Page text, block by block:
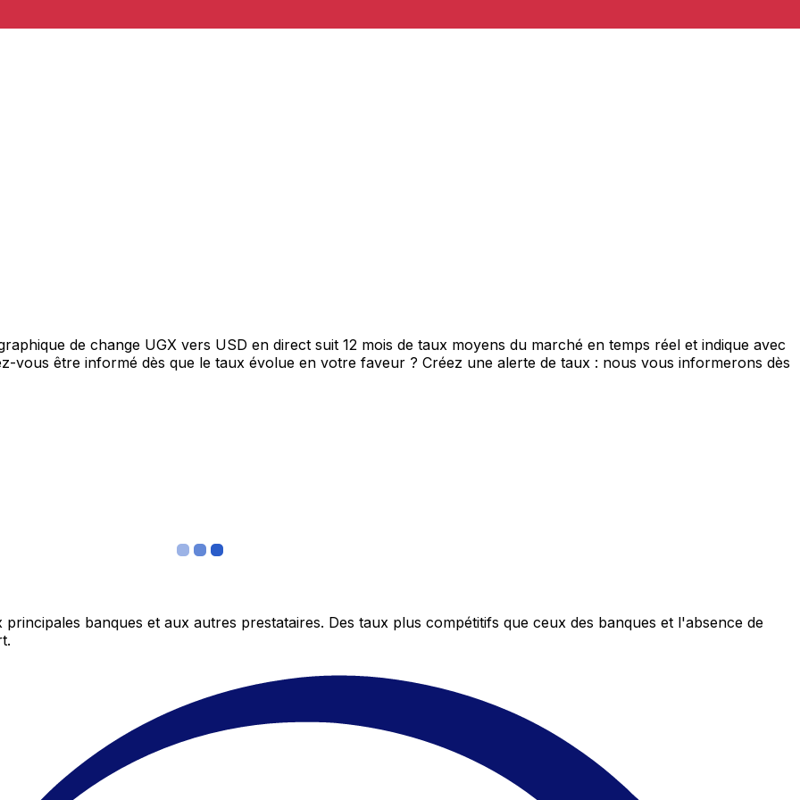
de change UGX vers USD en direct suit 12 mois de taux moyens du marché en temps réel et indique avec
vous être informé dès que le taux évolue en votre faveur ? Créez une alerte de taux : nous vous informerons dès
banques et aux autres prestataires. Des taux plus compétitifs que ceux des banques et l'absence de